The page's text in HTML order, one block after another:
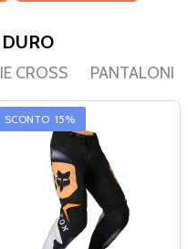
CROSS PANTALONI
SCONTO 15%